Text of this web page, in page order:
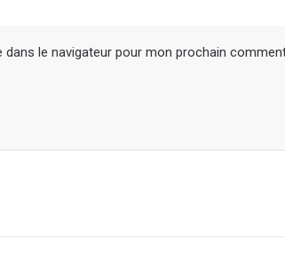
le navigateur pour mon prochain